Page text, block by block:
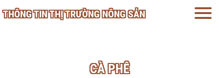
THÔNG TIN THỊ TRƯỜNG NÔNG SẢN
CÀ PHÊ